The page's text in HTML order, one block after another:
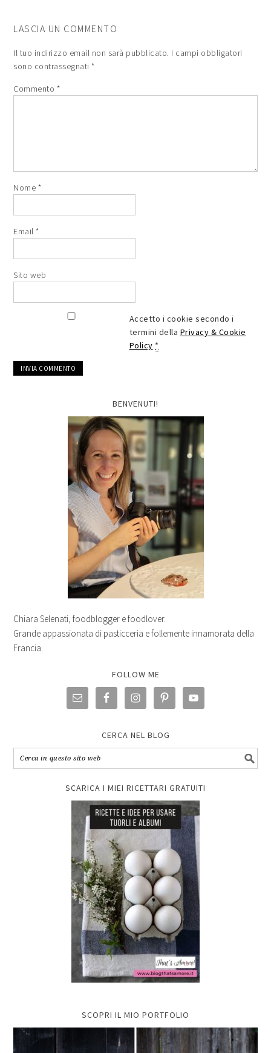
LASCIA UN COMMENTO
Il tuo indirizzo email non sarà pubblicato. I campi obbligatori
sono contrassegnati*
Commento *
Nome *
Email*
Sito web
Accetto i cookie secondo i
termini della Privacy & Cookie
Policy *
BENVENUTI!
Chiara Selenati, foodblogger e foodlover.
Grande appassionata di pasticceria e follemente innamorata della
Francia.
FOLLOW ME
CERCA NEL BLOG
SCARICA I MIEI RICETTARI GRATUITI
SCOPRI IL MIO PORTFOLIO